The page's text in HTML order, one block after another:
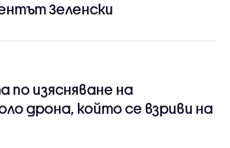
Зеленски
изясняване на
дрона, който се взриви на